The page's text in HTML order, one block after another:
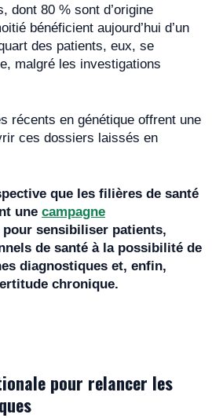
dont 80 % sont d’origine
bénéficient aujourd’hui d’un
des patients, eux, se
malgré les investigations
récents en génétique offrent une
ces dossiers laissés en
que les filières de santé
une campagne
pour sensibiliser patients,
de santé à la possibilité de
diagnostiques et, enfin,
chronique.
pour relancer les